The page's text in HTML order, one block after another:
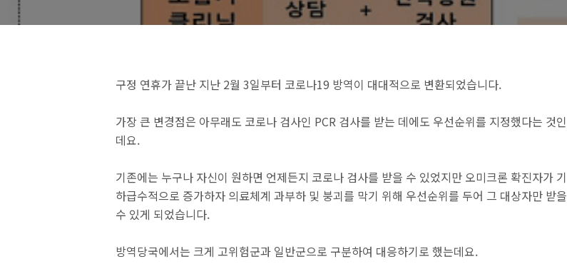
구정 연휴가 끝난 지난 2월 3일부터 코로나19 방역이 대대적으로 변환되었습니다.
가장 큰 변경점은 아무래도 코로나 검사인 PCR 검사를 받는 데에도 우선순위를 지정했다는 것인
데요.
기존에는 누구나 자신이 원하면 언제든지 코로나 검사를 받을 수 있었지만 오미크론 확진자가 기
하급수적으로 증가하자 의료체계 과부하 및 붕괴를 막기 위해 우선순위를 두어 그 대상자만 받을
수 있게 되었습니다.
방역당국에서는 크게 고위험군과 일반군으로 구분하여 대응하기로 했는데요.